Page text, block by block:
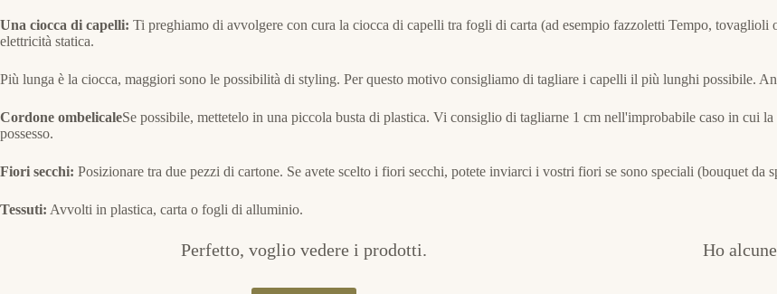
Una ciocca di capelli: Ti preghiamo di avvolgere con cura la ciocca di capelli tra fogli di carta (ad esempio fazzoletti Tempo,
elettricità statica.
Più lunga è la ciocca, maggiori sono le possibilità di styling. Per questo motivo consigliamo di tagliare i capelli il più lunghi possibile.
Cordone ombelicaleSe possibile, mettetelo in una piccola busta di plastica. Vi consiglio di tagliarne 1 cm nell'improbabile caso in cui
possesso.
Fiori secchi: Posizionare tra due pezzi di cartone. Se avete scelto i fiori secchi, potete inviarci i vostri fiori se sono speciali (bouquet da
Tessuti: Avvolti in plastica, carta o fogli di alluminio.
Perfetto, voglio vedere i prodotti. Ho